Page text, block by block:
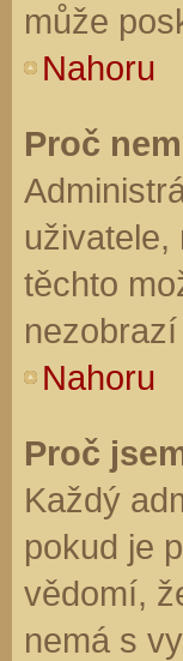
může
Nahoru
Proč
uživatele,
těchto
Nahoru
Proč
Každý
pokud je
vědomí,
nemá s